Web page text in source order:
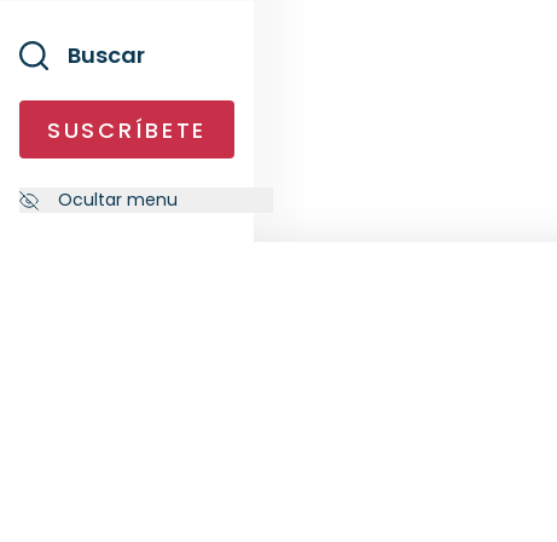
Buscar
SUSCRÍBETE
Ocultar menu